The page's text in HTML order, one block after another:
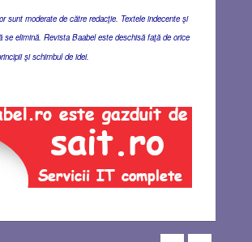
sunt moderate de către redacţie. Textele indecente şi
se elimină. Revista Baabel este deschisă faţă de orice
şi schimbul de idei.